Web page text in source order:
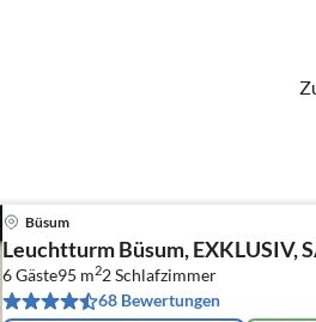
Büsum
Leuchtturm Büsum, EXKLUSIV,
6 Gäste95 m22Schlafzimmer
68 Bewertungen